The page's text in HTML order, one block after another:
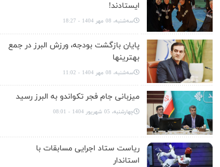
ایستادند!
سه‌شنبه، 08 مهر 1404 - 18:27
پایان بازگشت بودجه، ورزش البرز در جمع
بهترینها
سه‌شنبه، 08 مهر 1404 - 11:02
میزبانی جام فجر تکواندو به البرز رسید
چهارشنبه، 05 شهریور 1404 - 08:01
ریاست ستاد اجرایی مسابقات با
استاندار